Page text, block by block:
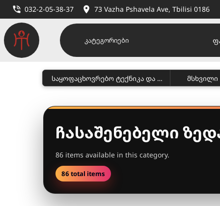
032-2-05-38-37 73 Vazha Pshavela Ave, Tbilisi 0186
კატეგორიები
საყოფაცხოვრებო ტექნიკა და პირადი მოვლა
ჩასაშენებელი
86 items available in this category.
86 total items